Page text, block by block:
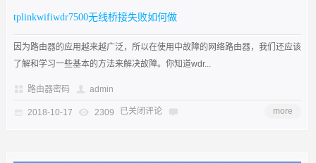
tplinkwifiwdr7500无线桥接失败如何做
因为路由器的应用越来越广泛，所以在使用中故障的网络路由器，我们还应该
了解和学习一些基本的方法来解决故障。你知道wdr...
路由器密码 admin
2018-10-17 2309 已关闭评论 more